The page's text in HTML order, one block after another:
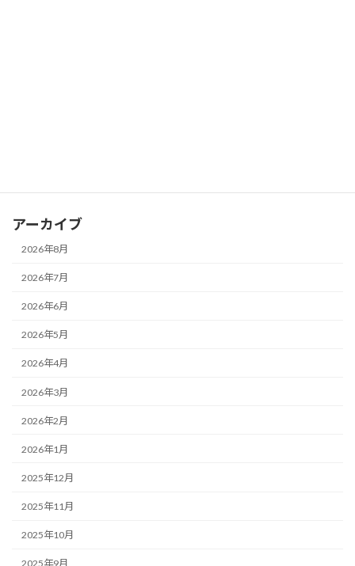
アーカイブ
2026年8月
2026年7月
2026年6月
2026年5月
2026年4月
2026年3月
2026年2月
2026年1月
2025年12月
2025年11月
2025年10月
2025年9月